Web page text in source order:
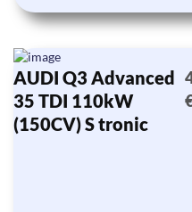
AUDI Q3 Advanced
35 TDI 110kW
(150CV) S tronic